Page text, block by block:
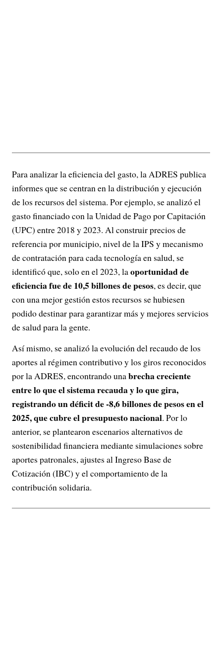
Para analizar la eficiencia del gasto, la ADRES publica
informes que se centran en la distribución y ejecución
de los recursos del sistema. Por ejemplo, se analizó el
gasto financiado con la Unidad de Pago por Capitación
(UPC) entre 2018 y 2023. Al construir precios de
referencia por municipio, nivel de la IPS y mecanismo
de contratación para cada tecnología en salud, se
identificó que, solo en el 2023, laoportunidad de
eficiencia fue de 10,5 billones de pesos, es decir, que
con una mejor gestión estos recursos se hubiesen
podido destinar para garantizar más y mejores servicios
de salud para la gente.
Así mismo, se analizó la evolución del recaudo de los
aportes al régimen contributivo y los giros reconocidos
por la ADRES, encontrando unabrecha creciente
entre lo que el sistema recauda y lo que gira,
registrando un déficit de -8,6 billones de pesos en el
2025, que cubre el presupuesto nacional. Por lo
anterior, se plantearon escenarios alternativos de
sostenibilidad financiera mediante simulaciones sobre
aportes patronales, ajustes al Ingreso Base de
Cotización (IBC) y el comportamiento de la
contribución solidaria.